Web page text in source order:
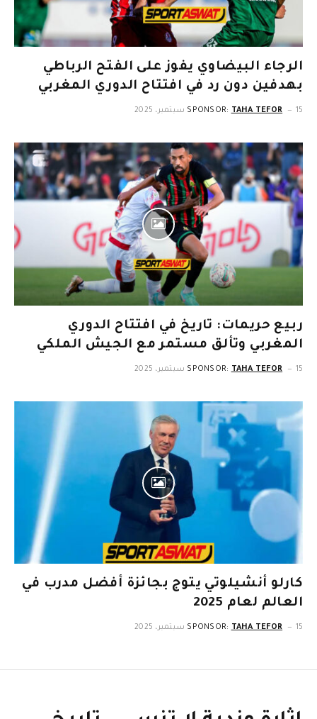
الرجاء البيضاوي يفوز على الفتح الرباطي
بهدفين دون رد في افتتاح الدوري المغربي
SPONSOR: TAHA TEFOR 15 سبتمبر، 2025
ربيع حريمات: تاريخ في افتتاح الدوري
المغربي وتألق مستمر مع الجيش الملكي
SPONSOR: TAHA TEFOR 15 سبتمبر، 2025
كارلو أنشيلوتي يتوج بجائزة أفضل مدرب في
العالم لعام 2025
SPONSOR: TAHA TEFOR 15 سبتمبر، 2025